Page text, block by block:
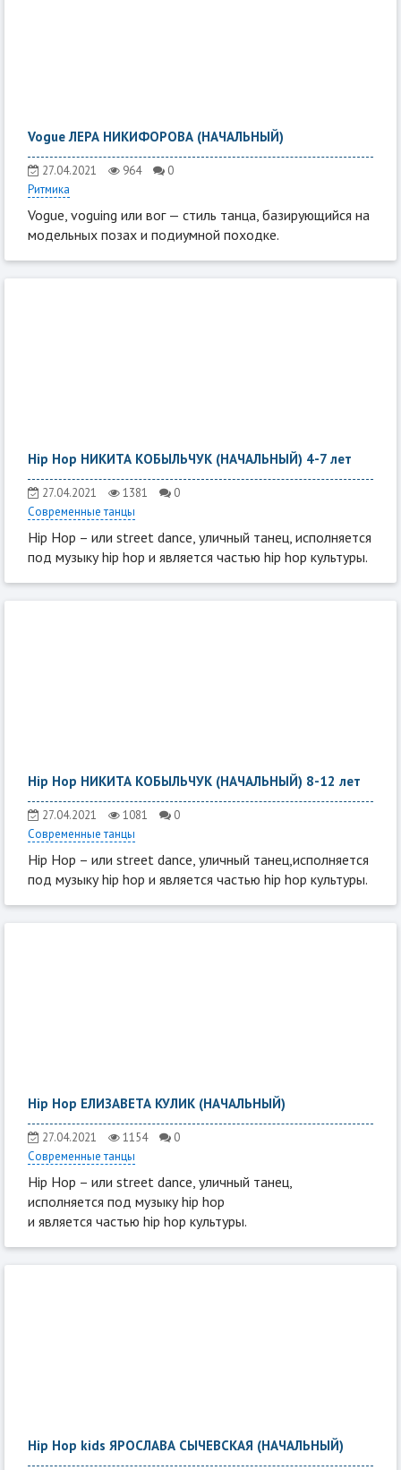
Vogue ЛЕРА НИКИФОРОВА (НАЧАЛЬНЫЙ)
27.04.2021 964
0
Ритмика
Vogue, voguing или вог — стиль танца, базирующийся на
модельных позах и подиумной походке.
Hip Hop НИКИТА КОБЫЛЬЧУК (НАЧАЛЬНЫЙ) 4-7 лет
27.04.2021 1381
0
Современные танцы
Hip Hop – или street dance, уличный танец, исполняется
под музыку hip hop и является частью hip hop культуры.
Hip Hop НИКИТА КОБЫЛЬЧУК (НАЧАЛЬНЫЙ) 8-12 лет
27.04.2021 1081
0
Современные танцы
Hip Hop – или street dance, уличный танец,исполняется
под музыку hip hop и является частью hip hop культуры.
Hip Hop ЕЛИЗАВЕТА КУЛИК (НАЧАЛЬНЫЙ)
27.04.2021 1154
0
Современные танцы
Hip Hop – или street dance, уличный танец,
исполняется под музыку hip hop
и является частью hip hop культуры.
Hip Hop kids ЯРОСЛАВА СЫЧЕВСКАЯ (НАЧАЛЬНЫЙ)